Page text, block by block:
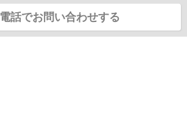
電話でお問い合わせする